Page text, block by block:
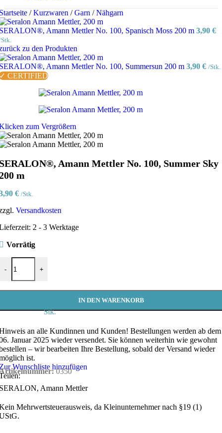
/ Kurzwaren / Garn / Nähgarn
Amann Mettler No. 100, Spanisch Moss 200 m 3,90 €
zu den Produkten
Amann Mettler No. 100, Summersun 200 m 3,90 € /Stk.
CERTIFIED
zum Vergrößern
Amann Mettler No. 100, Summer Sky
m
€ /Stk.
Versandkosten
2 - 3 Werktage
Vorrätig
-
Amann Mettler No. 100, Summer Sky 200 m Menge
+
Stk.
IN DEN WARENKORB
an alle Kundinnen und Kunden! Bestellungen werden ab dem
Januar 2025 wieder versendet. Sie können weiterhin wie gewohnt
– wir bearbeiten Ihre Bestellung, sobald der Versand wieder
ist.
Wunschliste hinzufügen
0350
Amann Mettler
Mehrwertsteuerausweis, da Kleinunternehmer nach §19 (1)